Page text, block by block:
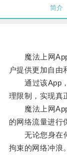
简介
魔法上网App
户提供更加自由
通过该App，
理限制，实现真
魔法上网App
的网络流量进行
无论您身在何
拘束的网络冲浪。